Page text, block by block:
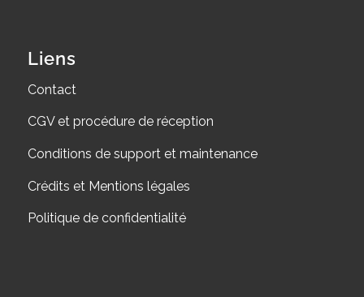
Liens
Contact
CGV et procédure de réception
Conditions de support et maintenance
Crédits et Mentions légales
Politique de confidentialité